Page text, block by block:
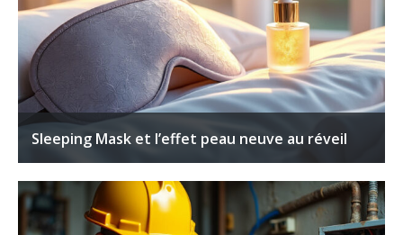
Sleeping Mask et l’effet peau neuve au réveil